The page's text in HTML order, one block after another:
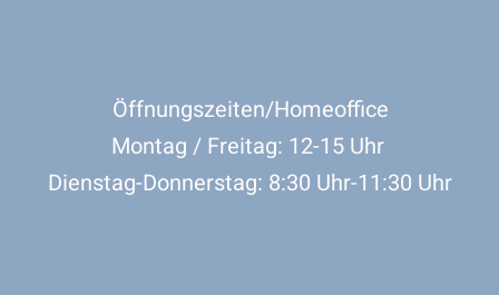
Öffnungszeiten/Homeoffice
Montag / Freitag: 12-15 Uhr
Dienstag-Donnerstag: 8:30 Uhr-11:30 Uhr